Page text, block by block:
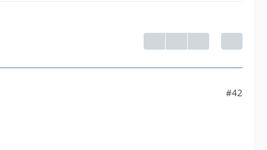
#42